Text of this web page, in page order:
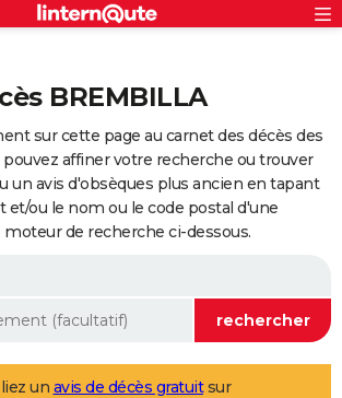
ville
BREMBILLA
sur cette page au carnet des décès des
pouvez affiner votre recherche ou trouver
un avis d'obsèques plus ancien en tapant
et/ou le nom ou le code postal d'une
de recherche ci-dessous.
un avis de décès gratuitsur